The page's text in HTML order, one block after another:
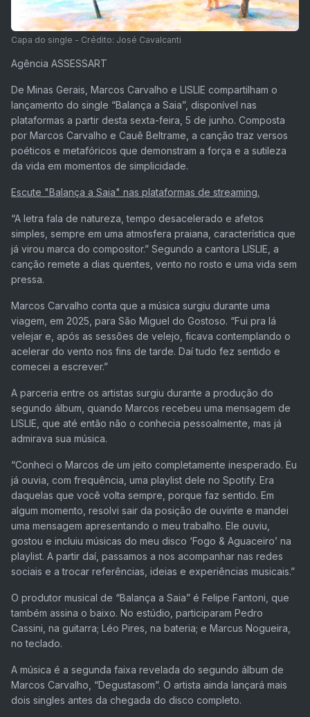
Capa do single - Crédito: José Cavalcanti
Agência ASSESSART
De Minas Gerais, Marcos Carvalho e LISLIE compartilham o
lançamento do single “Balança a Saia”, disponível nas
plataformas a partir desta sexta-feira, 5 de junho. Composta
por Marcos Carvalho e Cauê Beltrame, a canção traz versos
poéticos e metafóricos que demonstram a força e a sutileza
da vida em momentos de simplicidade.
Escute "Balança a Saia" nas plataformas de streaming.
“A letra fala de natureza, tempo desacelerado e afetos
simples, sempre em uma atmosfera praiana, característica que
já virou marca do compositor.” Segundo a cantora LISLIE, a
canção remete a dias quentes, vento no rosto e uma vida sem
pressa.
Marcos Carvalho conta que a música surgiu durante uma
viagem, em 2025, para São Miguel do Gostoso. “Fui pra lá
velejar e, após as sessões de velejo, ficava contemplando o
acelerar do vento nos fins de tarde. Daí tudo fez sentido e
comecei a escrever.”
A parceria entre os artistas surgiu durante a produção do
segundo álbum, quando Marcos recebeu uma mensagem de
LISLIE, que até então não o conhecia pessoalmente, mas já
admirava sua música.
“Conheci o Marcos de um jeito completamente inesperado. Eu
já ouvia, com frequência, uma playlist dele no Spotify. Era
daquelas que você volta sempre, porque faz sentido. Em
algum momento, resolvi sair da posição de ouvinte e mandei
uma mensagem apresentando o meu trabalho. Ele ouviu,
gostou e incluiu músicas do meu disco ‘Fogo & Aguaceiro’ na
playlist. A partir daí, passamos a nos acompanhar nas redes
sociais e a trocar referências, ideias e experiências musicais.”
O produtor musical de “Balança a Saia” é Felipe Fantoni, que
também assina o baixo. No estúdio, participaram Pedro
Cassini, na guitarra; Léo Pires, na bateria; e Marcus Nogueira,
no teclado.
A música é a segunda faixa revelada do segundo álbum de
Marcos Carvalho, “Degustasom”. O artista ainda lançará mais
dois singles antes da chegada do disco completo.